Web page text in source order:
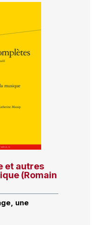
et autres
(Romain
une